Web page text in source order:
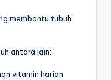
membantu tubuh
antara lain:
vitamin harian